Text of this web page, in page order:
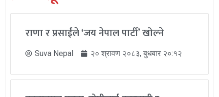
राणा र प्रसाईंले ‘जय नेपाल पार्टी’ खोल्ने
Suva Nepal २० श्रावण २०८३, बुधबार २०:१२